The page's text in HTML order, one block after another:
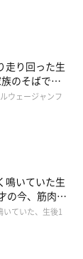
大好き、パ
プラノボイ
生まれなが
ワイイ』を
子猫ちゃん
走り回った生
のそばで落
た」
ウェージャンフ
鳴いていた生
の今、筋肉質
いていた、生後1